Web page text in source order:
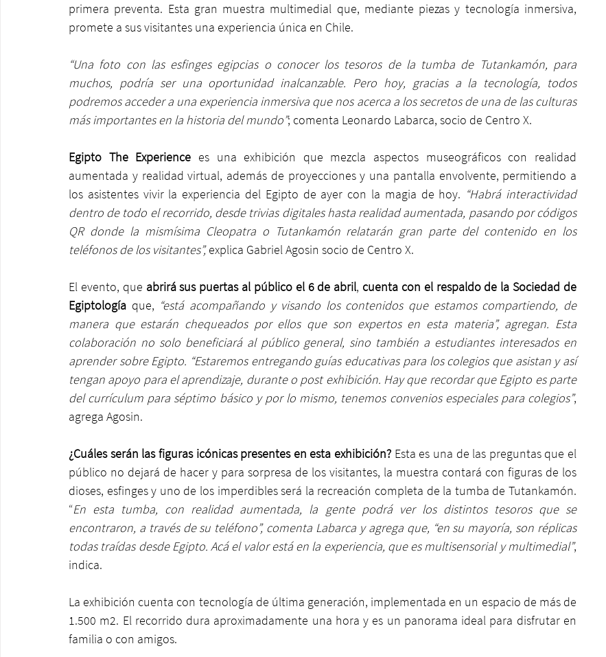
primera preventa. Esta gran muestra multimedial que, mediante piezas y tecnología inmersiva,
promete a sus visitantes una experiencia única en Chile.
“Una foto con las esfinges egipcias o conocer los tesoros de la tumba de Tutankamón, para
muchos, podría ser una oportunidad inalcanzable. Pero hoy, gracias a la tecnología, todos
podremos acceder a una experiencia inmersiva que nos acerca a los secretos de una de las culturas
más importantes en la historia del mundo”; comenta Leonardo Labarca, socio de Centro X.
Egipto The Experience es una exhibición que mezcla aspectos museográficos con realidad
aumentada y realidad virtual, además de proyecciones y una pantalla envolvente, permitiendo a
los asistentes vivir la experiencia del Egipto de ayer con la magia de hoy. “Habrá interactividad
dentro de todo el recorrido, desde trivias digitales hasta realidad aumentada, pasando por códigos
QR donde la mismísima Cleopatra o Tutankamón relatarán gran parte del contenido en los
teléfonos de los visitantes”, explica Gabriel Agosin socio de Centro X.
El evento, que abrirá sus puertas al público el 6 de abril, cuenta con el respaldo de la Sociedad de
Egiptología que, “está acompañando y visando los contenidos que estamos compartiendo, de
manera que estarán chequeados por ellos que son expertos en esta materia”, agregan. Esta
colaboración no solo beneficiará al público general, sino también a estudiantes interesados en
aprender sobre Egipto. “Estaremos entregando guías educativas para los colegios que asistan y así
tengan apoyo para el aprendizaje, durante o post exhibición. Hay que recordar que Egipto es parte
del currículum para séptimo básico y por lo mismo, tenemos convenios especiales para colegios”,
agrega Agosin.
¿Cuáles serán las figuras icónicas presentes en esta exhibición? Esta es una de las preguntas que el
público no dejará de hacer y para sorpresa de los visitantes, la muestra contará con figuras de los
dioses, esfinges y uno de los imperdibles será la recreación completa de la tumba de Tutankamón.
“En esta tumba, con realidad aumentada, la gente podrá ver los distintos tesoros que se
encontraron, a través de su teléfono”, comenta Labarca y agrega que, “en su mayoría, son réplicas
todas traídas desde Egipto. Acá el valor está en la experiencia, que es multisensorial y multimedial”,
indica.
La exhibición cuenta con tecnología de última generación, implementada en un espacio de más de
1.500 m2. El recorrido dura aproximadamente una hora y es un panorama ideal para disfrutar en
familia o con amigos.